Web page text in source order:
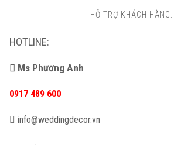
HỖ TRỢ KHÁCH HÀNG:
HOTLINE:
Ms Phương Anh
0917 489 600
info@weddingdecor.vn